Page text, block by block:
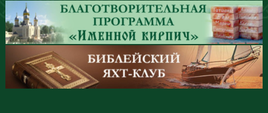
Перейти к основному содержанию